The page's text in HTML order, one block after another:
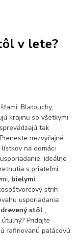
kuchynske
drez
batéria
vaňa
Bez DPH
szco nakup bez dph
nákup bez dph v eu ň
v lete?
Blatouchy,
krajinu so všetkými
tak
nezvyčajné
na domáci
ideálne
s priateľmi.
bielymi
strih
usporiadania
drevený stôl,
útulný? Pridajte
rafinovanú palácovú